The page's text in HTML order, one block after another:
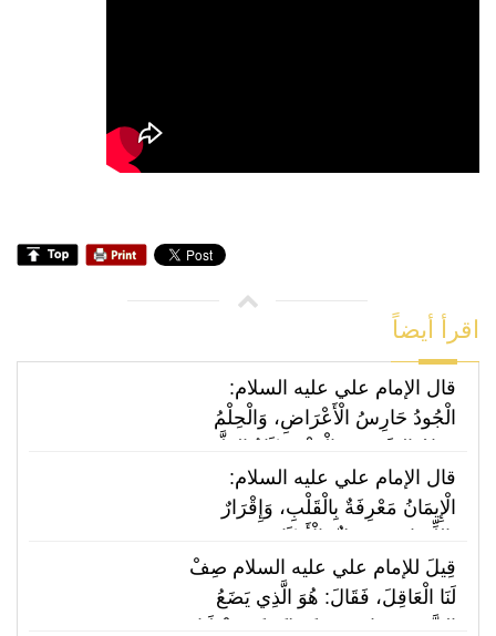
اقرأ أيضاً
قال الإمام علي عليه السلام:
الْجُودُ حَارِسُ الْأَعْرَاضِ، وَالْحِلْمُ
وَالسُّلُوُّ عِوَضُكَ مِمَّنْ غَدَرَ،
وَالِاسْتِشَارَةُ عَيْنُ الْهِدَايَةِ.
قال الإمام علي عليه السلام:
الْإِيمَانُ مَعْرِفَةٌ بِالْقَلْبِ، وَإِقْرَارٌ
قِيلَ للإمام علي عليه السلام صِفْ
لَنَا الْعَاقِلَ، فَقَالَ: هُوَ الَّذِي يَضَعُ